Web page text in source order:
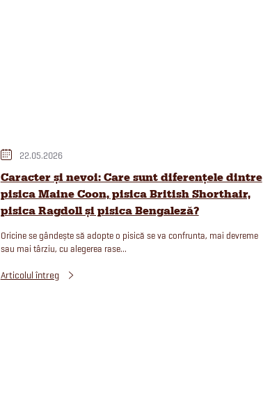
22.05.2026
Caracter și nevoi: Care sunt diferențele dintre
pisica Maine Coon, pisica British Shorthair,
pisica Ragdoll și pisica Bengaleză?
Oricine se gândește să adopte o pisică se va confrunta, mai devreme
sau mai târziu, cu alegerea rase...
Articolul întreg